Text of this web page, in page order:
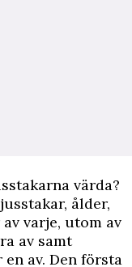
värda?
ålder,
varje, utom av
av samt
av. Den första